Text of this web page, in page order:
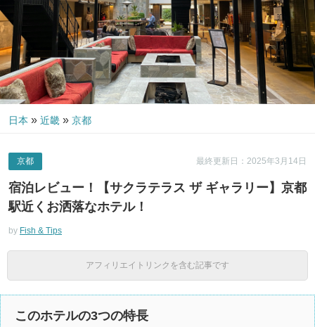
日本 » 近畿 » 京都
最終更新日：2025年3月14日
京都
宿泊レビュー！【サクラテラス ザ ギャラリー】京都
駅近くお洒落なホテル！
by Fish & Tips
アフィリエイトリンクを含む記事です
このホテルの3つの特長